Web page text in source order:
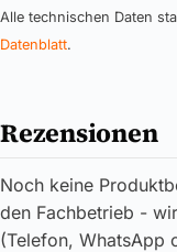
Alle technischen Daten
Datenblatt.
Rezensionen
Noch keine
den Fachbetrieb -
(Telefon, WhatsApp